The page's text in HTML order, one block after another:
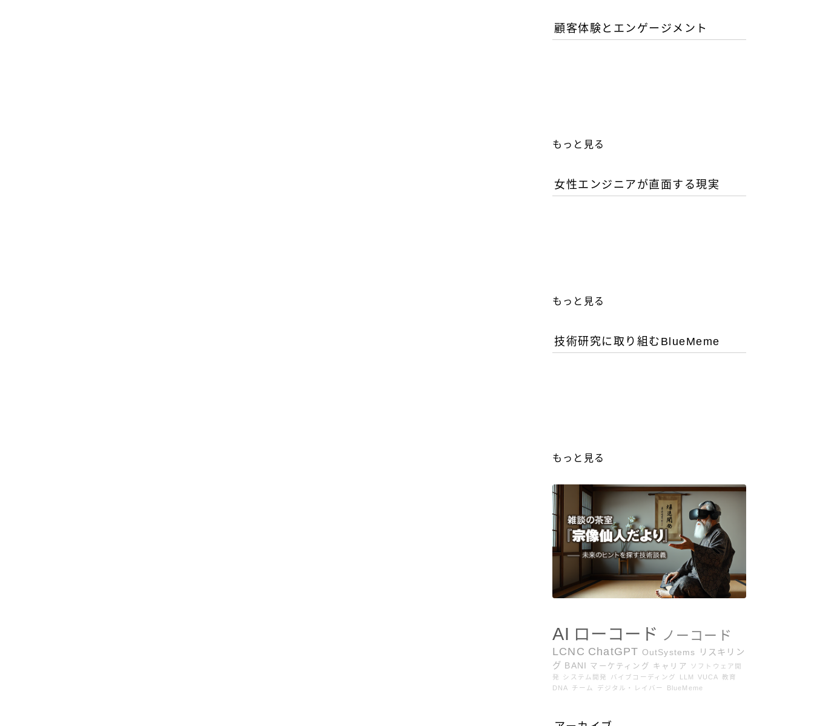
顧客体験とエンゲージメント
もっと見る
女性エンジニアが直面する現実
もっと見る
技術研究に取り組むBlueMeme
もっと見る
AI ローコード ノーコード
LCNC ChatGPT OutSystems
リスキリン
グ BANI マーケティング キャリア
ソフトウェア開
発
システム開発 バイブコーディング LLM VUCA
教育
DNA
チーム デジタル・レイバー BlueMeme